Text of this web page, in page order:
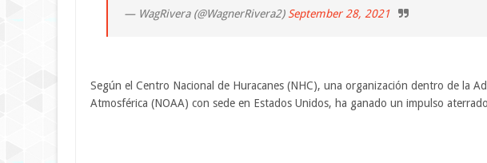
— WagRivera (@WagnerRivera2) September 28, 2021
Según el Centro Nacional de Huracanes (NHC), una organización dentro de la
Atmosférica (NOAA) con sede en Estados Unidos, ha ganado un impulso